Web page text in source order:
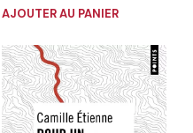
AJOUTER AU PANIER